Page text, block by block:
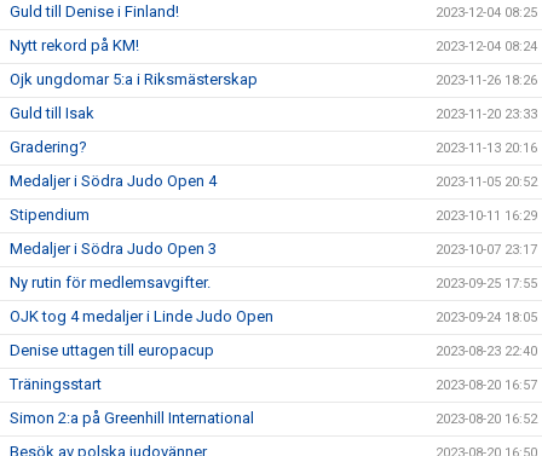
Guld till Denise i Finland! 2023-12-04 08:25
Nytt rekord på KM! 2023-12-04 08:24
Ojk ungdomar 5:a i Riksmästerskap 2023-11-26 18:26
Guld till Isak 2023-11-20 23:33
Gradering? 2023-11-13 20:16
Medaljer i Södra Judo Open 4 2023-11-05 20:52
Stipendium 2023-10-11 16:29
Medaljer i Södra Judo Open 3 2023-10-07 23:17
Ny rutin för medlemsavgifter. 2023-09-25 17:55
OJK tog 4 medaljer i Linde Judo Open 2023-09-24 18:05
Denise uttagen till europacup 2023-08-23 22:40
Träningsstart 2023-08-20 16:57
Simon 2:a på Greenhill International 2023-08-20 16:52
Besök av polska judovänner 2023-08-20 16:50